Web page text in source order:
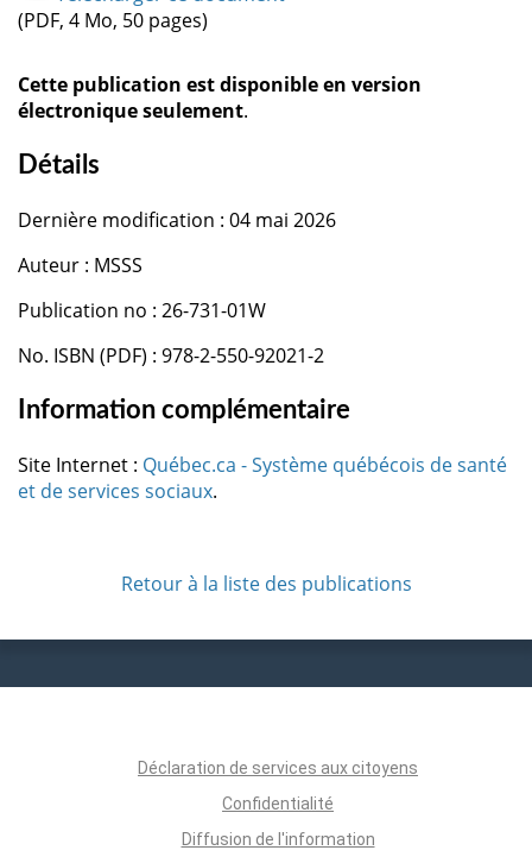
(PDF, 4 Mo, 50 pages)
Cette publication est disponible en version
électronique seulement.
Détails
Dernière modification : 04 mai 2026
Auteur : MSSS
Publication no : 26-731-01W
No. ISBN (PDF) : 978-2-550-92021-2
Information complémentaire
Site Internet : Québec.ca - Système québécois de santé
et de services sociaux.
Retour à la liste des publications
Déclaration de services aux citoyens
Confidentialité
Diffusion de l'information